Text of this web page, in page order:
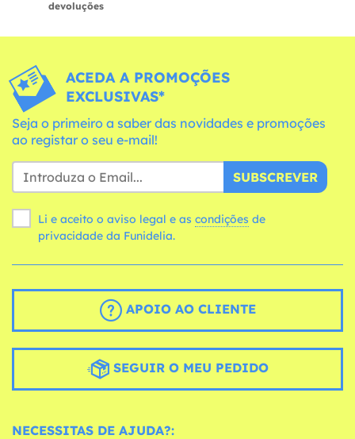
devoluções
ACEDA A PROMOÇÕES
EXCLUSIVAS*
Seja o primeiro a saber das novidades e promoções
ao registar o seu e-mail!
SUBSCREVER
Li e aceito o aviso legal e as condições
privacidade da Funidelia.
APOIO AO CLIENTE
SEGUIR O MEU PEDIDO
NECESSITAS DE AJUDA?: